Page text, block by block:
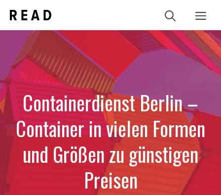
Inhalt
springen
Containerdienst Berlin –
Container in vielen Formen
und Größen zu günstigen
Preisen